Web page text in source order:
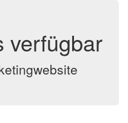
verfügbar